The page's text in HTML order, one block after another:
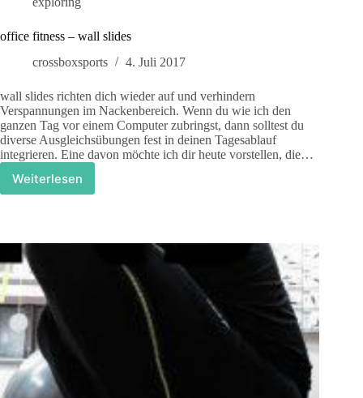
office fitness – wall slides
crossboxsports
4. Juli 2017
wall slides richten dich wieder auf und verhindern
Verspannungen im Nackenbereich. Wenn du wie ich den
ganzen Tag vor einem Computer zubringst, dann solltest du
diverse Ausgleichsübungen fest in deinen Tagesablauf
integrieren. Eine davon möchte ich dir heute vorstellen, die…
Weiterlesen
office
slides